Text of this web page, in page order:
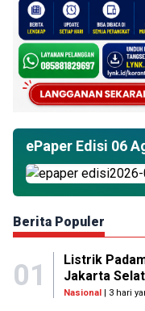
ePaper Edisi 06
Berita Populer
01
Listrik
Jakarta
Nasional| 3 hari